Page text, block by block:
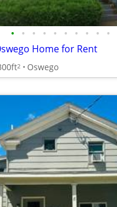
• • • • • • • • • •
Home for Rent
2 Oswego